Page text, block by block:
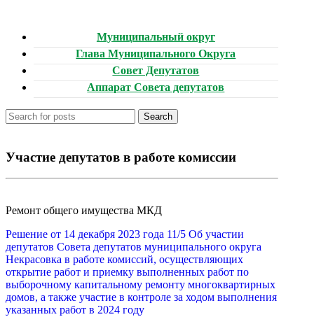
Муниципальный округ
Глава Муниципального Округа
Совет Депутатов
Аппарат Совета депутатов
Search
Участие депутатов в работе комиссии
Ремонт общего имущества МКД
Решение от 14 декабря 2023 года 11/5 Об участии
депутатов Совета депутатов муниципального округа
Некрасовка в работе комиссий, осуществляющих
открытие работ и приемку выполненных работ по
выборочному капитальному ремонту многоквартирных
домов, а также участие в контроле за ходом выполнения
указанных работ в 2024 году